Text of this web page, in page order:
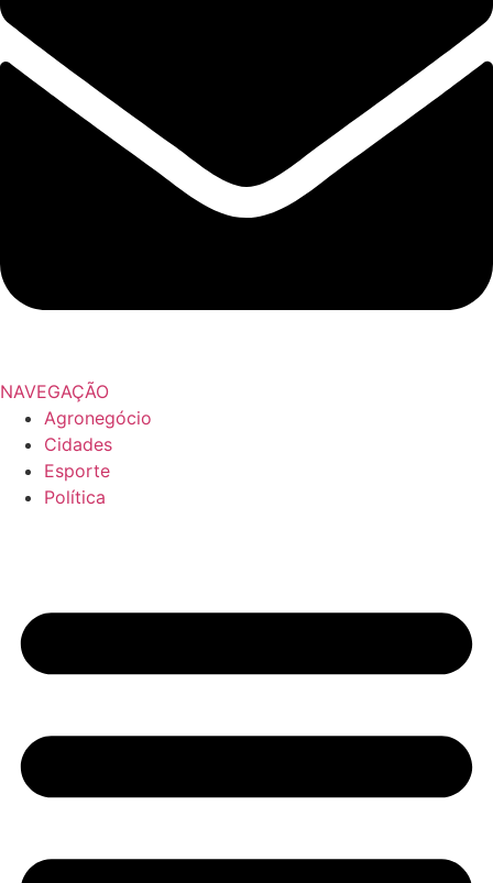
NAVEGAÇÃO
Agronegócio
Cidades
Esporte
Política